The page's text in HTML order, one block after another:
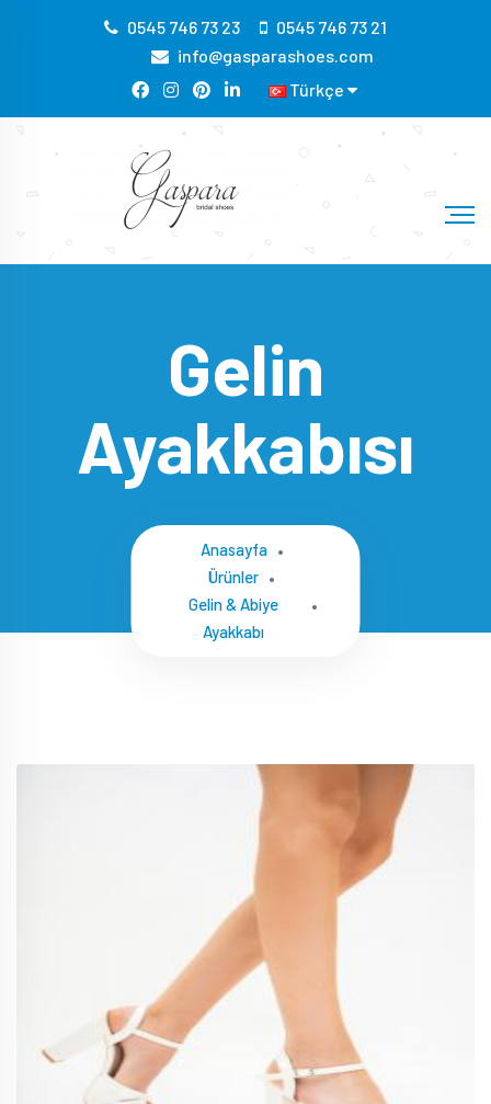
0545 746 73 23
0545 746 73 21
info@gasparashoes.com
Türkçe
Gelin
Ayakkabısı
Anasayfa
Ürünler
Gelin & Abiye
Ayakkabı